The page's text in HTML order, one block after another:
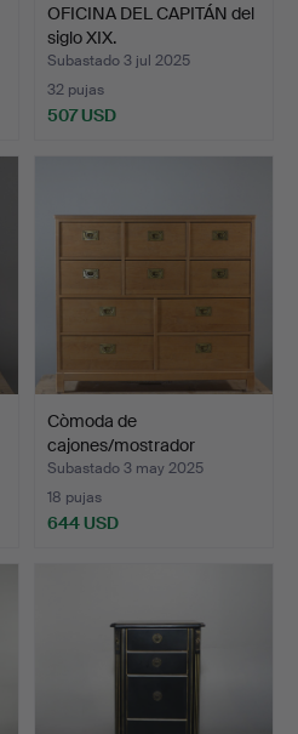
OFICINA DEL CAPITÁN del
siglo XIX.
Subastado 3 jul 2025
32 pujas
507 USD
Còmoda de
cajones/mostrador
comercial, 10 …
Subastado 3 may 2025
18 pujas
644 USD